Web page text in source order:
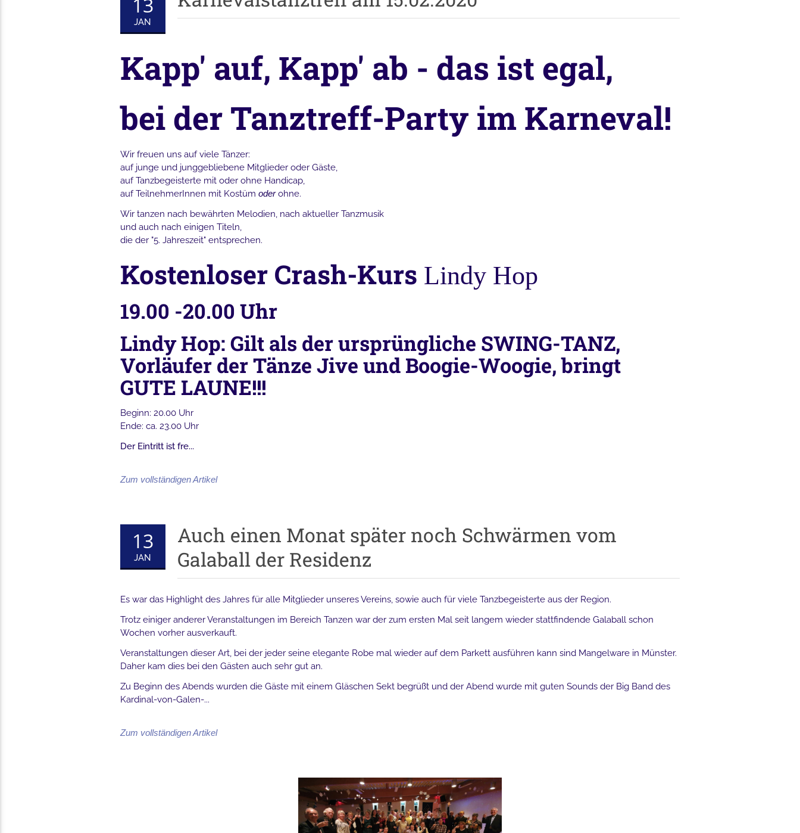
JAN
Kapp' auf, Kapp' ab - das ist egal,
bei der Tanztreff-Party im Karneval!
Wir freuen uns auf viele Tänzer:
auf junge und junggebliebene Mitglieder oder Gäste,
auf Tanzbegeisterte mit oder ohne Handicap,
auf TeilnehmerInnen mit Kostüm oderohne.
Wir tanzen nach bewährten Melodien, nach aktueller Tanzmusik
und auch nach einigen Titeln,
die der "5. Jahreszeit" entsprechen.
Kostenloser Crash-Kurs Lindy Hop
19.00 -20.00 Uhr
Lindy Hop: Gilt als der ursprüngliche SWING-TANZ,
Vorläufer der Tänze Jive und Boogie-Woogie, bringt
GUTE LAUNE!!!
Beginn: 20.00 Uhr
Ende: ca. 23.00 Uhr
Der Eintritt ist fre...
Zum vollständigen Artikel
13
JAN
Auch einen Monat später noch Schwärmen vom
Galaball der Residenz
Es war das Highlight des Jahres für alle Mitglieder unseres Vereins, sowie auch für viele Tanzbegeisterte aus der Region.
Trotz einiger anderer Veranstaltungen im Bereich Tanzen war der zum ersten Mal seit langem wieder stattfindende Galaball schon
Wochen vorher ausverkauft.
Veranstaltungen dieser Art, bei der jeder seine elegante Robe mal wieder auf dem Parkett ausführen kann sind Mangelware in Münster.
Daher kam dies bei den Gästen auch sehr gut an.
Zu Beginn des Abends wurden die Gäste mit einem Gläschen Sekt begrüßt und der Abend wurde mit guten Sounds der Big Band des
Kardinal-von-Galen-...
Zum vollständigen Artikel